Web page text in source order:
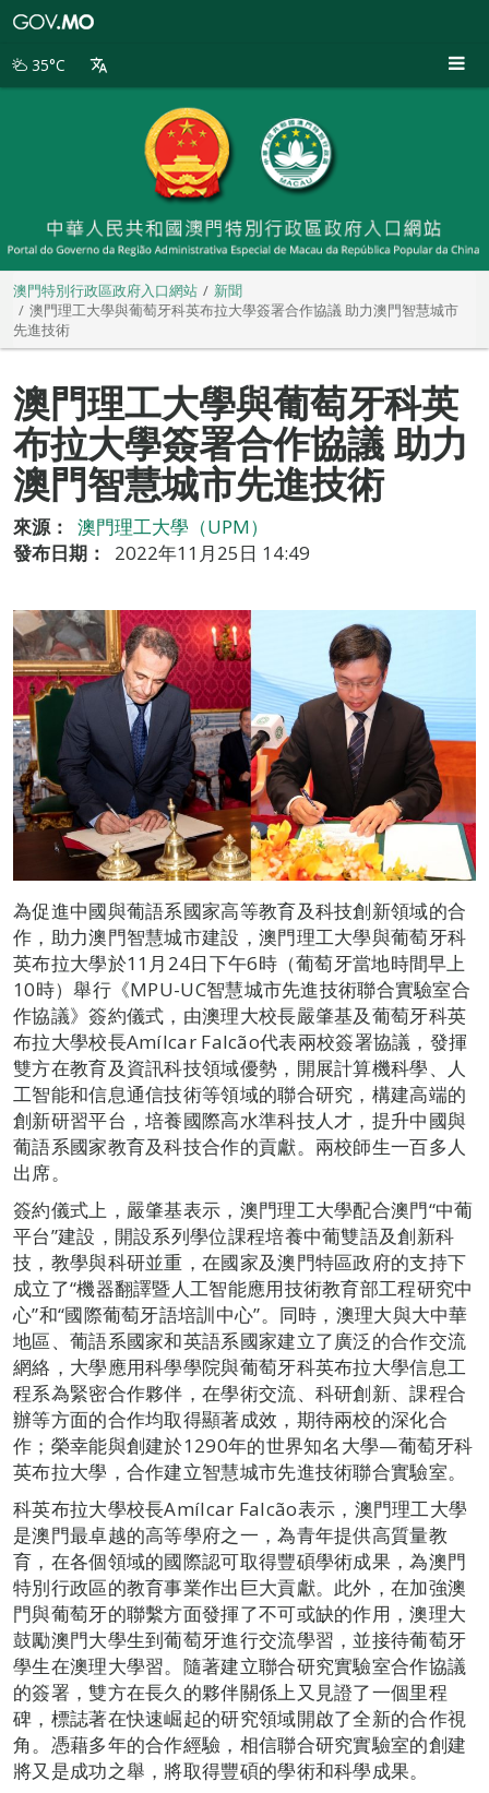
別
35°C
澳門特別行政區政府入口網站
新聞
澳門理工大學與葡萄牙科英布拉大學簽署合作協議 助力澳門智慧城市
先進技術
澳門理工大學與葡萄牙科英
布拉大學簽署合作協議 助力
澳門智慧城市先進技術
來源：
澳門理工大學（UPM）
發布日期：
2022年11月25日 14:49
為促進中國與葡語系國家高等教育及科技創新領域的合
作，助力澳門智慧城市建設，澳門理工大學與葡萄牙科
英布拉大學於11月24日下午6時（葡萄牙當地時間早上
10時）舉行《MPU-UC智慧城市先進技術聯合實驗室合
作協議》簽約儀式，由澳理大校長嚴肇基及葡萄牙科英
布拉大學校長Amílcar Falcão代表兩校簽署協議，發揮
雙方在教育及資訊科技領域優勢，開展計算機科學、人
工智能和信息通信技術等領域的聯合研究，構建高端的
創新研習平台，培養國際高水準科技人才，提升中國與
葡語系國家教育及科技合作的貢獻。兩校師生一百多人
出席。
簽約儀式上，嚴肇基表示，澳門理工大學配合澳門“中葡
平台”建設，開設系列學位課程培養中葡雙語及創新科
技，教學與科研並重，在國家及澳門特區政府的支持下
成立了“機器翻譯暨人工智能應用技術教育部工程研究中
心”和“國際葡萄牙語培訓中心”。同時，澳理大與大中華
地區、葡語系國家和英語系國家建立了廣泛的合作交流
網絡，大學應用科學學院與葡萄牙科英布拉大學信息工
程系為緊密合作夥伴，在學術交流、科研創新、課程合
辦等方面的合作均取得顯著成效，期待兩校的深化合
作；榮幸能與創建於1290年的世界知名大學—葡萄牙科
英布拉大學，合作建立智慧城市先進技術聯合實驗室。
科英布拉大學校長Amílcar Falcão表示，澳門理工大學
是澳門最卓越的高等學府之一，為青年提供高質量教
育，在各個領域的國際認可取得豐碩學術成果，為澳門
特別行政區的教育事業作出巨大貢獻。此外，在加強澳
門與葡萄牙的聯繫方面發揮了不可或缺的作用，澳理大
鼓勵澳門大學生到葡萄牙進行交流學習，並接待葡萄牙
學生在澳理大學習。隨著建立聯合研究實驗室合作協議
的簽署，雙方在長久的夥伴關係上又見證了一個里程
碑，標誌著在快速崛起的研究領域開啟了全新的合作視
角。憑藉多年的合作經驗，相信聯合研究實驗室的創建
將又是成功之舉，將取得豐碩的學術和科學成果。